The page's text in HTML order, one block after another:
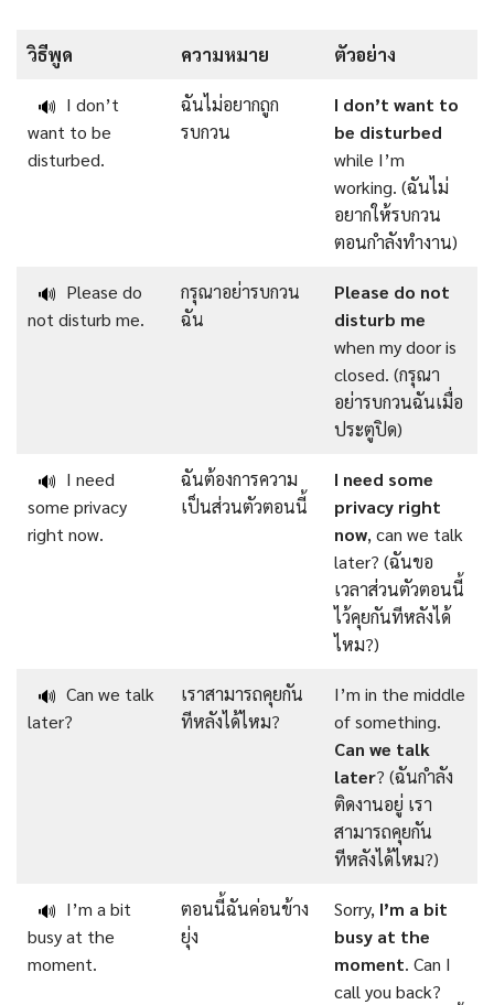
วิธีพูด ความหมาย ตัวอย่าง
🔊 I don’t
want to be
disturbed.
ฉันไม่อยากถูก
รบกวน
I don’t want to
be disturbed
while I’m
working. (ฉันไม่
อยากให้รบกวน
ตอนกำลังทำงาน)
🔊 Please do
not disturb me.
กรุณาอย่ารบกวน
ฉัน
Please do not
disturb me
when my door is
closed. (กรุณา
อย่ารบกวนฉันเมื่อ
ประตูปิด)
🔊 I need
some privacy
right now.
ฉันต้องการความ
เป็นส่วนตัวตอนนี้
I need some
privacy right
now, can we talk
later? (ฉันขอ
เวลาส่วนตัวตอนนี้
ไว้คุยกันทีหลังได้
ไหม?)
🔊 Can we talk
later?
เราสามารถคุยกัน
ทีหลังได้ไหม?
I’m in the middle
of something.
Can we talk
later? (ฉันกำลัง
ติดงานอยู่ เรา
สามารถคุยกัน
ทีหลังได้ไหม?)
🔊 I’m a bit
busy at the
moment.
ตอนนี้ฉันค่อนข้าง
ยุ่ง
Sorry, I’m a bit
busy at the
moment. Can I
call you back?